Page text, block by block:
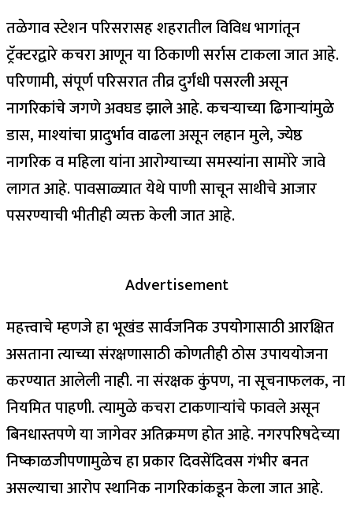
तळेगाव स्टेशन परिसरासह शहरातील विविध भागांतून
ट्रॅक्टरद्वारे कचरा आणून या ठिकाणी सर्रास टाकला जात आहे.
परिणामी, संपूर्ण परिसरात तीव्र दुर्गंधी पसरली असून
नागरिकांचे जगणे अवघड झाले आहे. कचऱ्याच्या ढिगाऱ्यांमुळे
डास, माश्यांचा प्रादुर्भाव वाढला असून लहान मुले, ज्येष्ठ
नागरिक व महिला यांना आरोग्याच्या समस्यांना सामोरे जावे
लागत आहे. पावसाळ्यात येथे पाणी साचून साथीचे आजार
पसरण्याची भीतीही व्यक्त केली जात आहे.
Advertisement
महत्त्वाचे म्हणजे हा भूखंड सार्वजनिक उपयोगासाठी आरक्षित
असताना त्याच्या संरक्षणासाठी कोणतीही ठोस उपाययोजना
करण्यात आलेली नाही. ना संरक्षक कुंपण, ना सूचनाफलक, ना
नियमित पाहणी. त्यामुळे कचरा टाकणाऱ्यांचे फावले असून
बिनधास्तपणे या जागेवर अतिक्रमण होत आहे. नगरपरिषदेच्या
निष्काळजीपणामुळेच हा प्रकार दिवसेंदिवस गंभीर बनत
असल्याचा आरोप स्थानिक नागरिकांकडून केला जात आहे.